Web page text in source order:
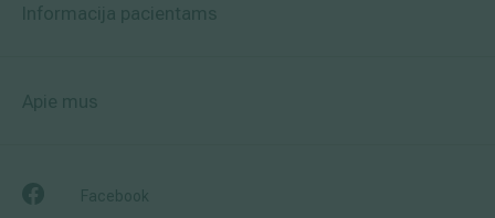
Informacija pacientams
Apie mus
Facebook